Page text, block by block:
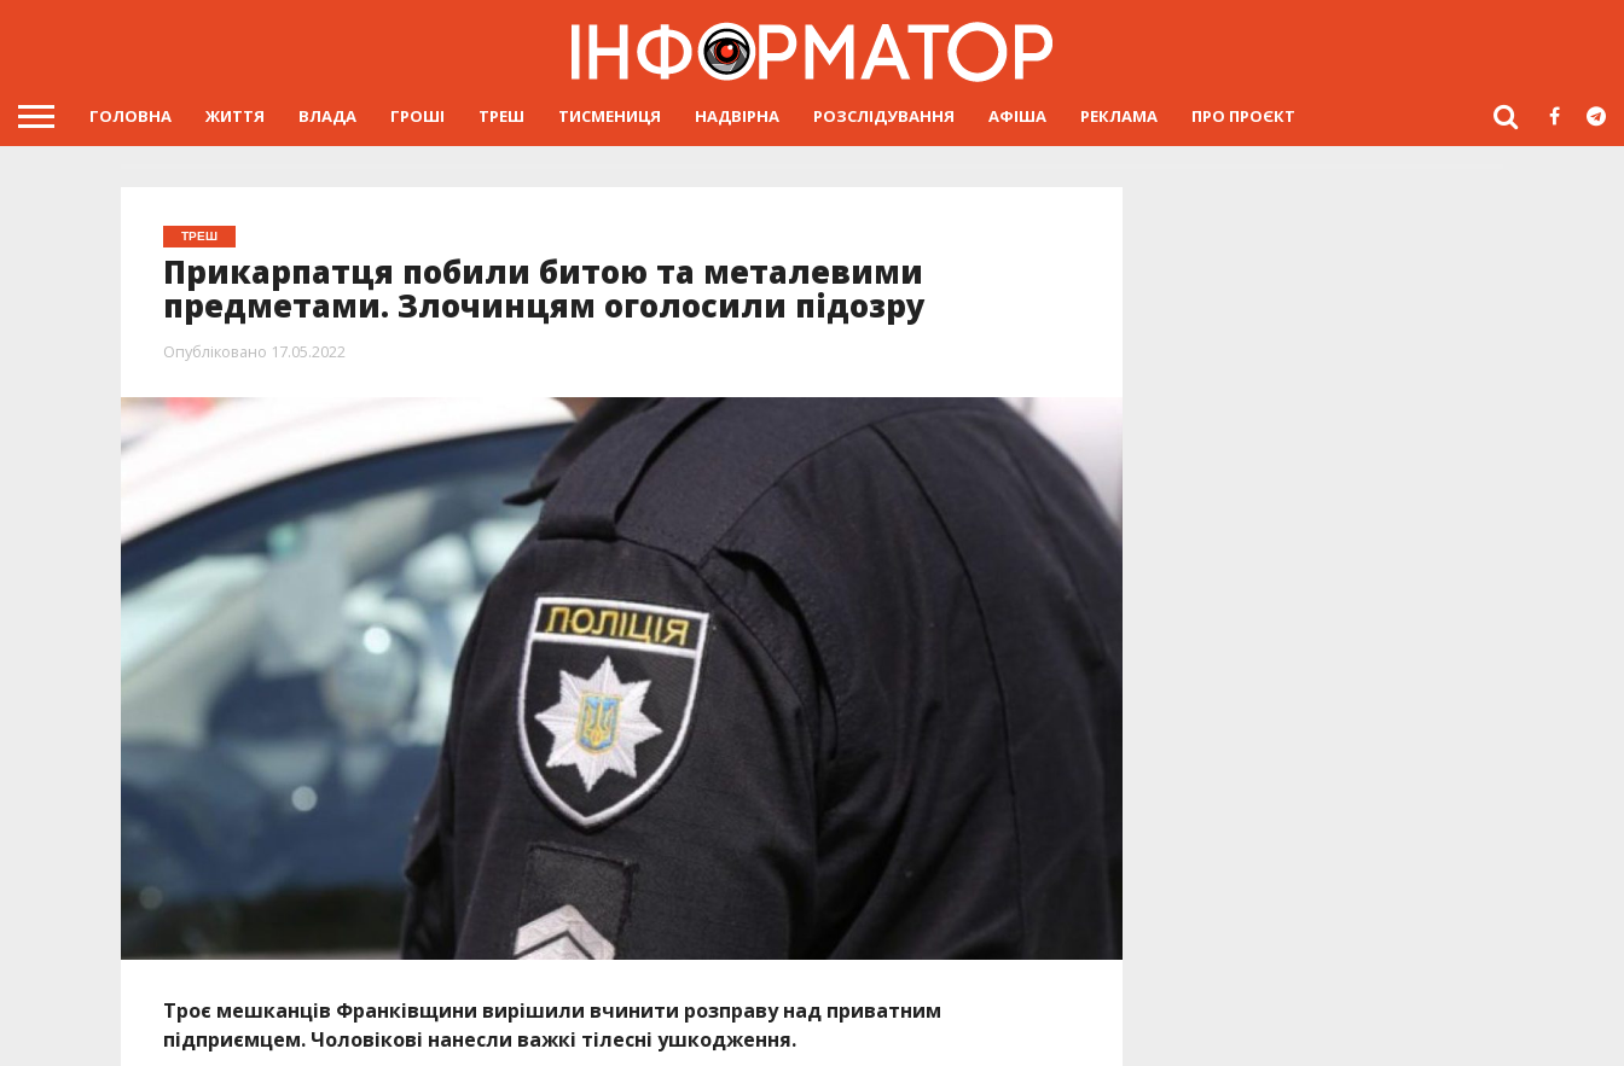
ГОЛОВНА ЖИТТЯ ВЛАДА ГРОШІ ТРЕШ ТИСМЕНИЦЯ НАДВІРНА РОЗСЛІДУВАННЯ АФІША РЕКЛАМА ПРО ПРОЄКТ
ТРЕШ
Прикарпатця побили битою та металевими
предметами. Злочинцям оголосили підозру
Опубліковано 17.05.2022
Троє мешканців Франківщини вирішили вчинити розправу над приватним
підприємцем. Чоловікові нанесли важкі тілесні ушкодження.